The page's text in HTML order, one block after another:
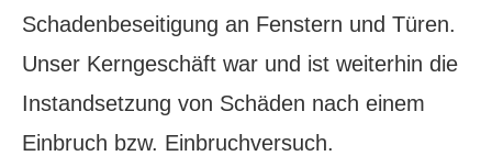
Schadenbeseitigung an Fenstern und Türen.
Unser Kerngeschäft war und ist weiterhin die
Instandsetzung von Schäden nach einem
Einbruch bzw. Einbruchversuch.